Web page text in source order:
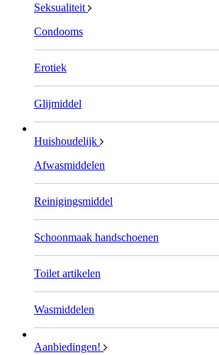
Seksualiteit
Condooms
Erotiek
Glijmiddel
Huishoudelijk
Afwasmiddelen
Reinigingsmiddel
Schoonmaak handschoenen
Toilet artikelen
Wasmiddelen
Aanbiedingen!